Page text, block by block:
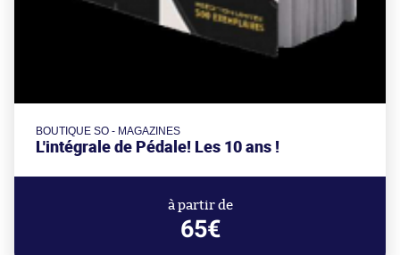
BOUTIQUE SO - MAGAZINES
L'intégrale de Pédale! Les 10 ans !
à partir de
65€